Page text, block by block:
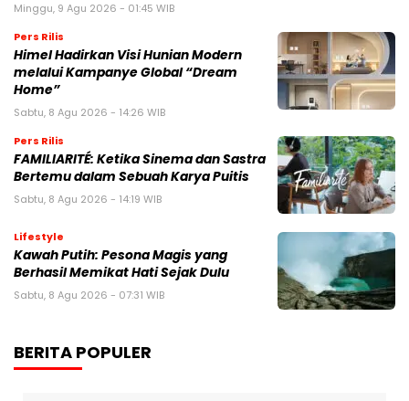
Minggu, 9 Agu 2026 - 01:45 WIB
Pers Rilis
Himel Hadirkan Visi Hunian Modern
melalui Kampanye Global “Dream
Home”
Sabtu, 8 Agu 2026 - 14:26 WIB
Pers Rilis
FAMILIARITÉ: Ketika Sinema dan Sastra
Bertemu dalam Sebuah Karya Puitis
Sabtu, 8 Agu 2026 - 14:19 WIB
Lifestyle
Kawah Putih: Pesona Magis yang
Berhasil Memikat Hati Sejak Dulu
Sabtu, 8 Agu 2026 - 07:31 WIB
BERITA POPULER